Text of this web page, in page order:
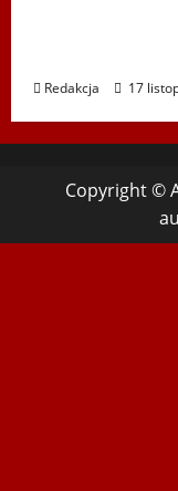
Redakcja 17
Copyright ©